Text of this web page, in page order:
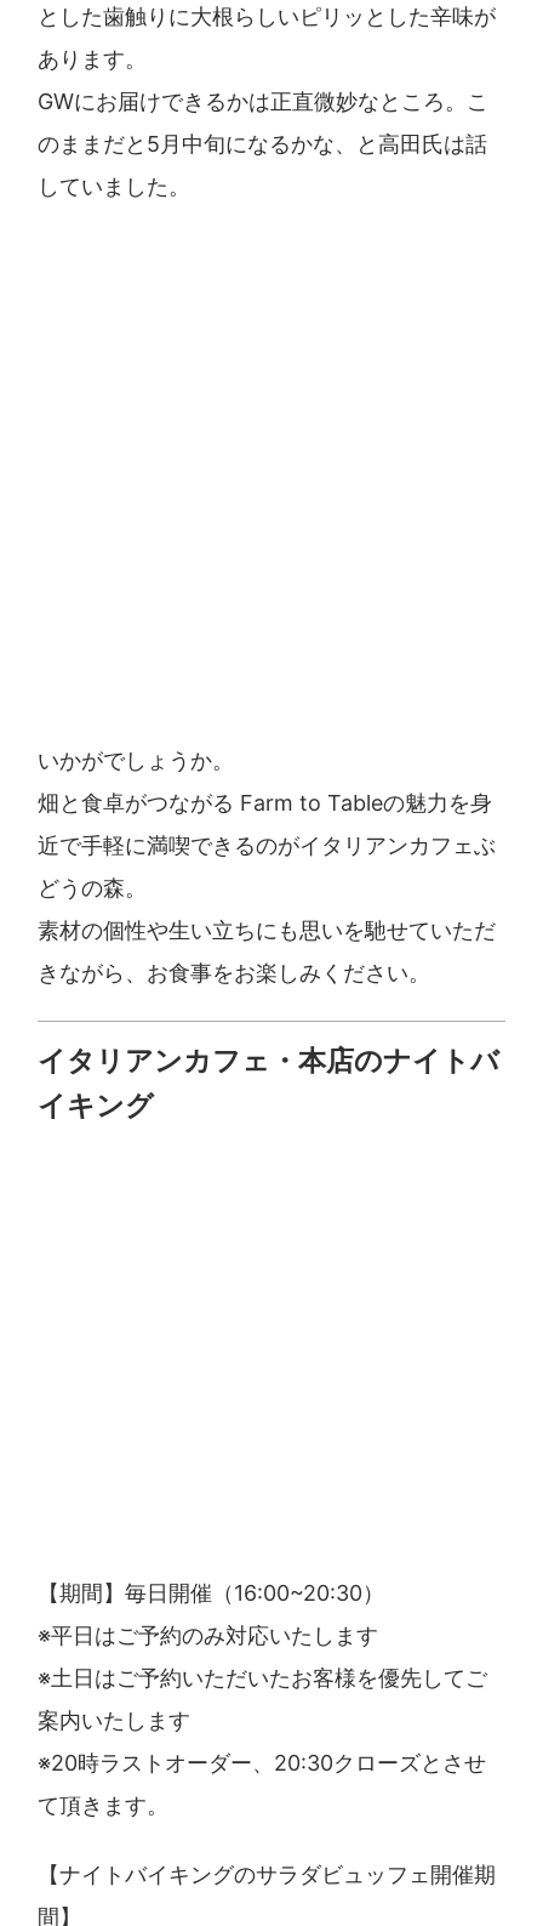
とした歯触りに大根らしいピリッとした辛味が
あります。
GWにお届けできるかは正直微妙なところ。こ
のままだと5月中旬になるかな、と高田氏は話
していました。
いかがでしょうか。
畑と食卓がつながる Farm to Tableの魅力を身
近で手軽に満喫できるのがイタリアンカフェぶ
どうの森。
素材の個性や生い立ちにも思いを馳せていただ
きながら、お食事をお楽しみください。
イタリアンカフェ・本店のナイトバ
イキング
【期間】毎日開催（16:00~20:30）
※平日はご予約のみ対応いたします
※土日はご予約いただいたお客様を優先してご
案内いたします
※20時ラストオーダー、20:30クローズとさせ
て頂きます。
【ナイトバイキングのサラダビュッフェ開催期
間】